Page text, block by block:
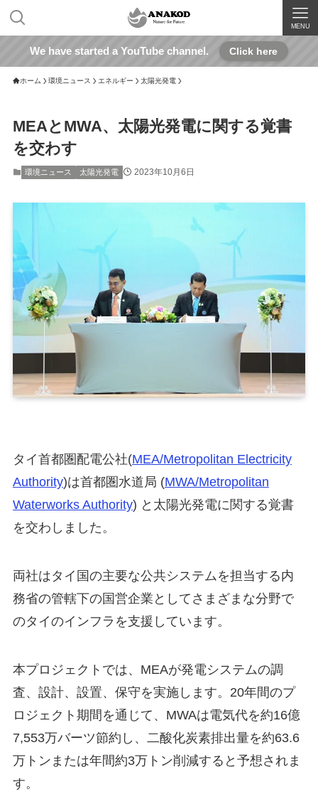
MENU
We have started a YouTube channel. Click here
ホーム 環境ニュース エネルギー 太陽光発電
MEAとMWA、太陽光発電に関する覚書
を交わす
環境ニュース 太陽光発電 2023年10月6日
タイ首都圏配電公社(MEA/Metropolitan Electricity
Authority)は首都圏水道局 (MWA/Metropolitan
Waterworks Authority) と太陽光発電に関する覚書
を交わしました。
両社はタイ国の主要な公共システムを担当する内
務省の管轄下の国営企業としてさまざまな分野で
のタイのインフラを支援しています。
本プロジェクトでは、MEAが発電システムの調
査、設計、設置、保守を実施します。20年間のプ
ロジェクト期間を通じて、MWAは電気代を約16億
7,553万バーツ節約し、二酸化炭素排出量を約63.6
万トンまたは年間約3万トン削減すると予想されま
す。